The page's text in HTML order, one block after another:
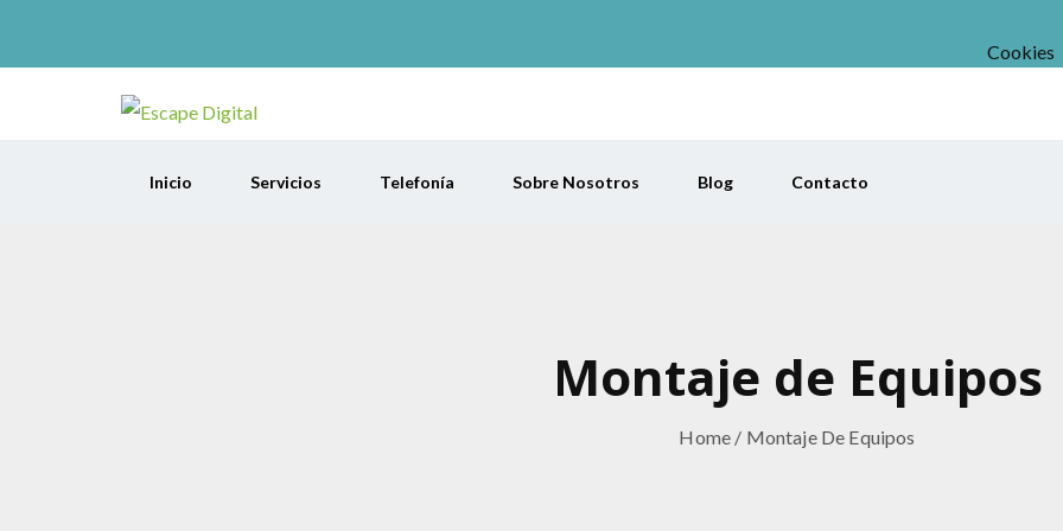
Cookies
Inicio Servicios Telefonía Sobre Nosotros Blog Contacto
Montaje de Equipos
Home / Montaje De Equipos